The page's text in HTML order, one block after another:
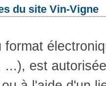
du site Vin-Vigne
format
...), est